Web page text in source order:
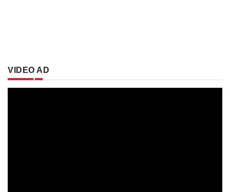
VIDEO AD